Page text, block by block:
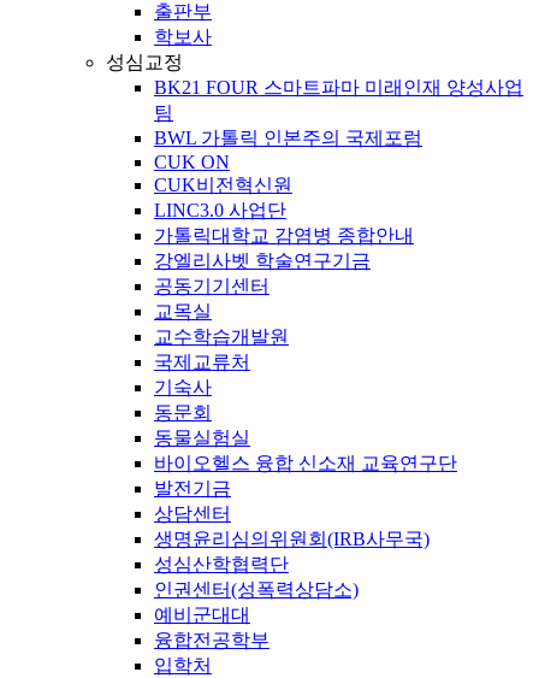
출판부
학보사
성심교정
BK21 FOUR 스마트파마 미래인재 양성사업
팀
BWL 가톨릭 인본주의 국제포럼
CUK ON
CUK비전혁신원
LINC3.0 사업단
가톨릭대학교 감염병 종합안내
강엘리사벳 학술연구기금
공동기기센터
교목실
교수학습개발원
국제교류처
기숙사
동문회
동물실험실
바이오헬스 융합 신소재 교육연구단
발전기금
상담센터
생명윤리심의위원회(IRB사무국)
성심산학협력단
인권센터(성폭력상담소)
예비군대대
융합전공학부
입학처